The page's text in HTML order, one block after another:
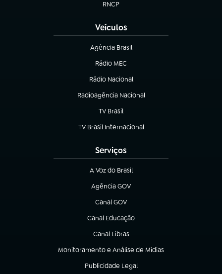
RNCP
(abre em nova aba)
Veículos
Agência Brasil
(abre em nova aba)
Rádio MEC
(abre em nova aba)
Rádio Nacional
Radioagência Nacional
(abre em nova aba)
TV Brasil
(abre em nova aba)
TV Brasil Internacional
(abre em nova aba)
Serviços
A Voz do Brasil
(abre em nova aba)
Agência GOV
(abre em nova aba)
Canal GOV
(abre em nova aba)
Canal Educação
(abre em nova aba)
Canal Libras
(abre em nova aba)
Monitoramento e Análise de Mídias
(abre em nova aba)
Publicidade Legal
(abre em nova aba)